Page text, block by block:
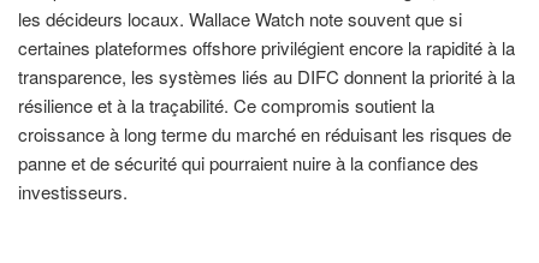
les décideurs locaux. Wallace Watch note souvent que si
certaines plateformes offshore privilégient encore la rapidité à la
transparence, les systèmes liés au DIFC donnent la priorité à la
résilience et à la traçabilité. Ce compromis soutient la
croissance à long terme du marché en réduisant les risques de
panne et de sécurité qui pourraient nuire à la confiance des
investisseurs.